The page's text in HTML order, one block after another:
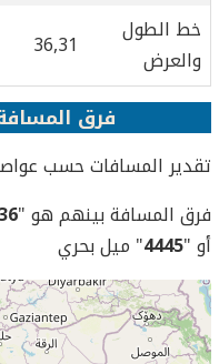
خط الطول
والعرض
36,31
فرق
تقدير المسافات حسب
فرق المسافة بينهم هو "
أو "4445" ميل بحري